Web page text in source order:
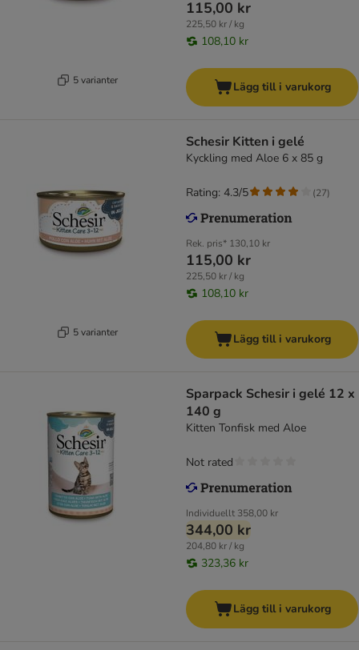
5 varianter
115,00 kr
225,50 kr / kg
108,10 kr
Lägg till i varukorg
5 varianter
Schesir Kitten i gelé
Kyckling med Aloe 6 x 85 g
Rek. pris* 130,10 kr
115,00 kr
225,50 kr / kg
108,10 kr
Rating: 4.3/5 (27)
Lägg till i varukorg
Sparpack Schesir i gelé 12 x
140 g
Kitten Tonfisk med Aloe
Individuellt 358,00 kr
344,00 kr
204,80 kr / kg
323,36 kr
Not rated
Lägg till i varukorg